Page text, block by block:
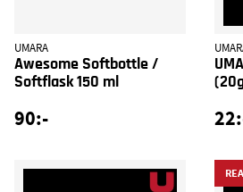
UMARA
Awesome Softbottle /
Softflask 150 ml
90:-
REA